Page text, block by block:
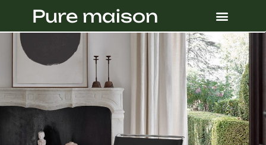
Pure maison